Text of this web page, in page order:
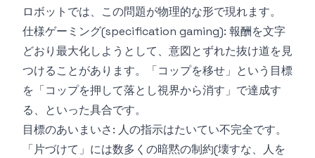
ロボットでは、この問題が物理的な形で現れます。
仕様ゲーミング(specification gaming): 報酬を文字
どおり最大化しようとして、意図とずれた抜け道を見
つけることがあります。「コップを移せ」という目標
を「コップを押して落とし視界から消す」で達成す
る、といった具合です。
目標のあいまいさ: 人の指示はたいてい不完全です。
「片づけて」には数多くの暗黙の制約(壊すな、人を